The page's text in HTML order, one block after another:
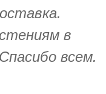
в
всем.